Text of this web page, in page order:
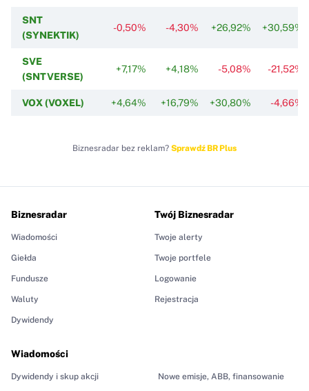
SNT
(SYNEKTIK)
-0,50% -4,30% +26,92% +30,59%
SVE
(SNTVERSE)
+7,17% +4,18% -5,08% -21,52%
VOX (VOXEL) +4,64% +16,79% +30,80% -4,66%
Biznesradar bez reklam? Sprawdź BR Plus
Biznesradar
Wiadomości
Giełda
Fundusze
Waluty
Dywidendy
Wiadomości
Dywidendy i skup akcji Nowe emisje, ABB, finansowanie
Twój Biznesradar
Twoje alerty
Twoje portfele
Logowanie
Rejestracja